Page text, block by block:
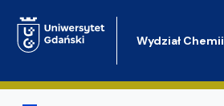
Wydział Chemii